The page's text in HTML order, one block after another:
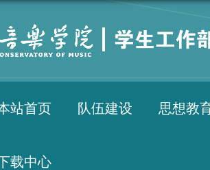
站首页 队伍建设 思想教
载中心